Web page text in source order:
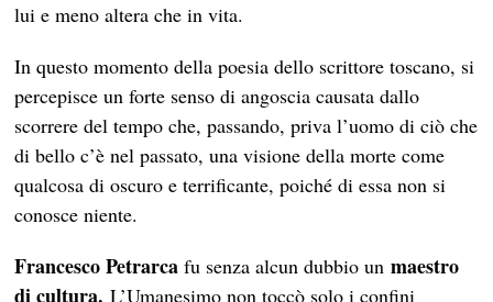
lui e meno altera che in vita.
In questo momento della poesia dello scrittore toscano, si
percepisce un forte senso di angoscia causata dallo
scorrere del tempo che, passando, priva l’uomo di ciò che
di bello c’è nel passato, una visione della morte come
qualcosa di oscuro e terrificante, poiché di essa non si
conosce niente.
Francesco Petrarca fu senza alcun dubbio unmaestro
di cultura. L’Umanesimo non toccò solo i confini